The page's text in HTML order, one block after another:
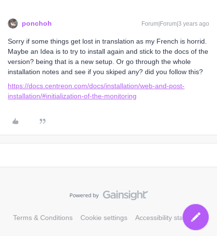
ponchoh Forum|Forum|3 years ago
Sorry if some things get lost in translation as my French is horrid.
Maybe an Idea is to try to install again and stick to the docs of the
version? being that is a new setup. Or go through the whole
installation notes and see if you skiped any? did you follow this?
https://docs.centreon.com/docs/installation/web-and-post-
installation/#initialization-of-the-monitoring
Terms & Conditions Cookie settings Accessibility statement